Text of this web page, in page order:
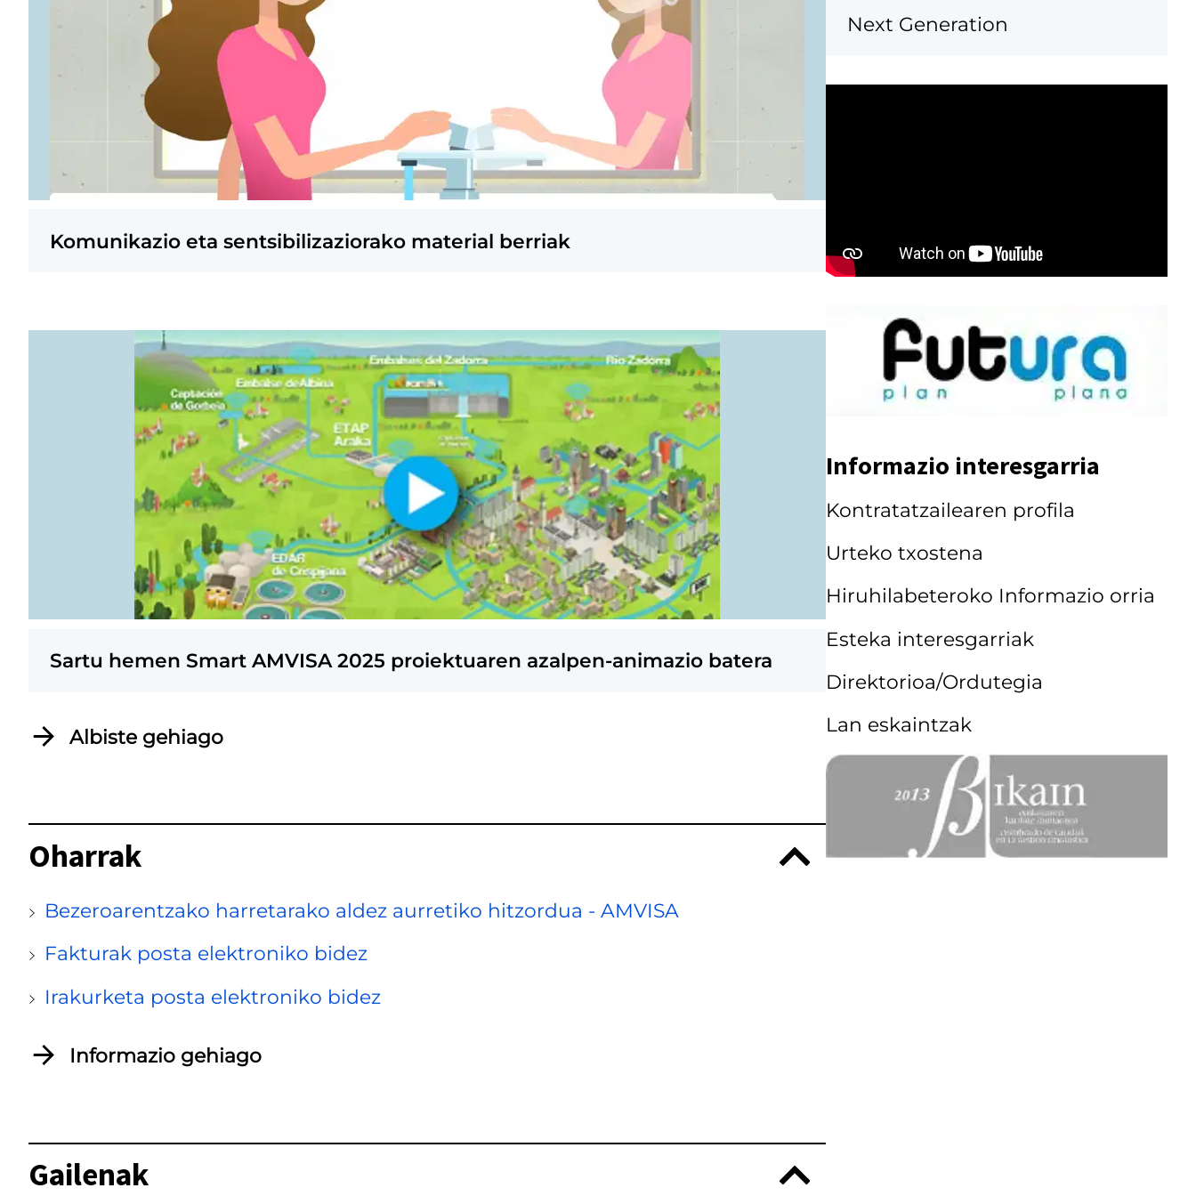
Komunikazio eta sentsibilizaziorako material berriak
Sartu hemen Smart AMVISA 2025 proiektuaren azalpen-animazio batera
Albiste gehiago
G
a
l
e
a
J
z
i
Oharrak
Bezeroarentzako harretarako aldez aurretiko hitzordua - AMVISA
Fakturak posta elektroniko bidez
Irakurketa posta elektroniko bidez
Informazio gehiago
Gailenak
Next Generation
Informazio interesgarria
Kontratatzailearen profila
Urteko txostena
Hiruhilabeteroko Informazio orria
Esteka interesgarriak
Direktorioa/Ordutegia
Lan eskaintzak